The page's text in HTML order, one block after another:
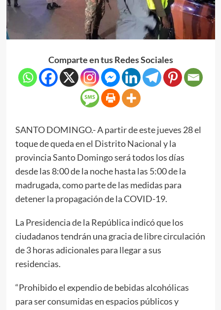
Comparte en tus Redes Sociales
SANTO DOMINGO.- A partir de este jueves 28 el
toque de queda en el Distrito Nacional y la
provincia Santo Domingo será todos los días
desde las 8:00 de la noche hasta las 5:00 de la
madrugada, como parte de las medidas para
detener la propagación de la COVID-19.
La Presidencia de la República indicó que los
ciudadanos tendrán una gracia de libre circulación
de 3 horas adicionales para llegar a sus
residencias.
“Prohibido el expendio de bebidas alcohólicas
para ser consumidas en espacios públicos y